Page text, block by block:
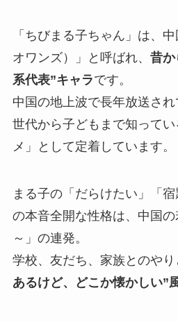
「ちびまる子ちゃん」は、
オワンズ）」と呼ばれ、 昔か
系代表”キャラです。
中国の地上波で長年放送さ
世代から子どもまで知って
メ」として定着しています。
まる子の「だらけたい」「
の本音全開な性格は、中国
～」の連発。
学校、友だち、家族とのやり
あるけど、どこか懐かしい”